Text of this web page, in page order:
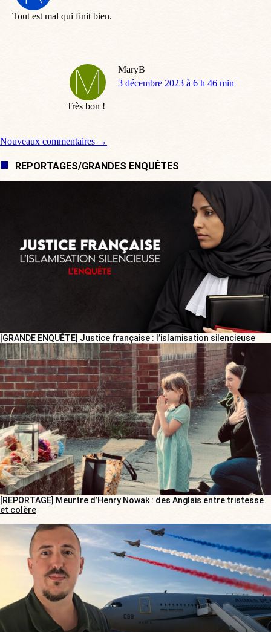
Tout est mal qui finit bien.
MaryB
dit
3 décembre 2023 à 6 h 46 min
Très bon !
Navigation de commentaire
Nouveaux commentaires →
REPORTAGES/GRANDES ENQUÊTES
[GRANDE ENQUÊTE] Justice française : l’islamisation silencieuse
[REPORTAGE] Meurtre d’Henry Nowak : des Anglais entre tristesse
et colère